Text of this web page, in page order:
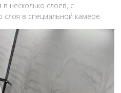
в несколько слоев, с
слоя в специальной камере.